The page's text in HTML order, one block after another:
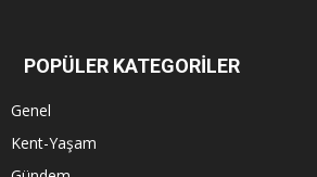
POPÜLER KATEGORİLER
Genel
Kent-Yaşam